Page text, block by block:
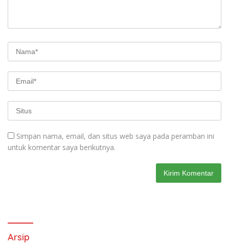
Simpan nama, email, dan situs web saya pada peramban ini
untuk komentar saya berikutnya.
Arsip